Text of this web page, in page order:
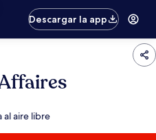
Descargar la app
al aire libre